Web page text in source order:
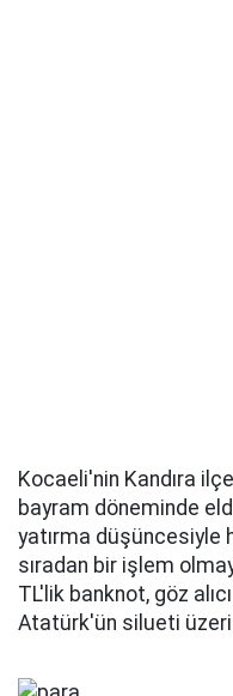
Kocaeli'nin Kandıra
bayram döneminde
yatırma düşüncesiyle
sıradan bir işlem
TL'lik banknot, göz
Atatürk'ün silueti